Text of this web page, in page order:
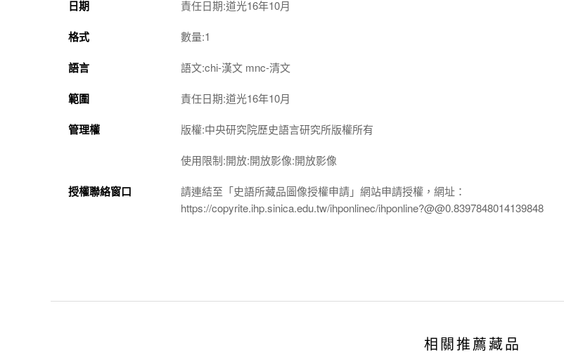
日期 責任日期:道光16年10月
格式 數量:1
語言 語文:chi-漢文 mnc-清文
範圍 責任日期:道光16年10月
管理權 版權:中央研究院歷史語言研究所版權所有
使用限制:開放:開放影像:開放影像
授權聯絡窗口
請連結至「史語所藏品圖像授權申請」網站申請授權，網址：
https://copyrite.ihp.sinica.edu.tw/ihponlinec/ihponline?@@0.8397848014139848
相關推薦藏品